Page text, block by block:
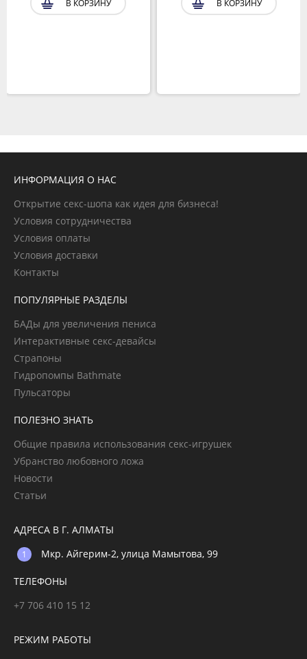
В КОРЗИНУ В КОРЗИНУ
ИНФОРМАЦИЯ О НАС
Открытие секс-шопа как идея для бизнеса!
Условия сотрудничества
Условия оплаты
Условия доставки
Контакты
ПОПУЛЯРНЫЕ РАЗДЕЛЫ
БАДы для увеличения пениса
Интерактивные секс-девайсы
Страпоны
Гидропомпы Bathmate
Пульсаторы
ПОЛЕЗНО ЗНАТЬ
Общие правила использования секс-игрушек
Убранство любовного ложа
Новости
Статьи
АДРЕСА В Г. АЛМАТЫ
Мкр. Айгерим-2, улица Мамытова, 99
ТЕЛЕФОНЫ
+7 706 410 15 12
РЕЖИМ РАБОТЫ